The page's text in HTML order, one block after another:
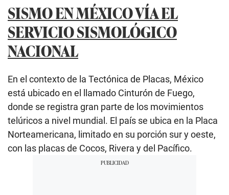
SISMO EN MÉXICO VÍA EL
SERVICIO SISMOLÓGICO
NACIONAL
En el contexto de la Tectónica de Placas, México
está ubicado en el llamado Cinturón de Fuego,
donde se registra gran parte de los movimientos
telúricos a nivel mundial. El país se ubica en la Placa
Norteamericana, limitado en su porción sur y oeste,
con las placas de Cocos, Rivera y del Pacífico.